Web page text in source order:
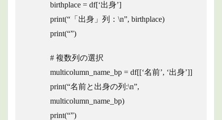
birthplace = df[‘出身’]
print(“「出身」列：\n”, birthplace)
print(“”)
# 複数列の選択
multicolumn_name_bp = df[[‘名前’, ‘出身’]]
print(“名前と出身の列:\n”,
multicolumn_name_bp)
print(“”)